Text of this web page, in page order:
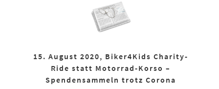
15. August 2020, Biker4Kids Charity-
Ride statt Motorrad-Korso –
Spendensammeln trotz Corona